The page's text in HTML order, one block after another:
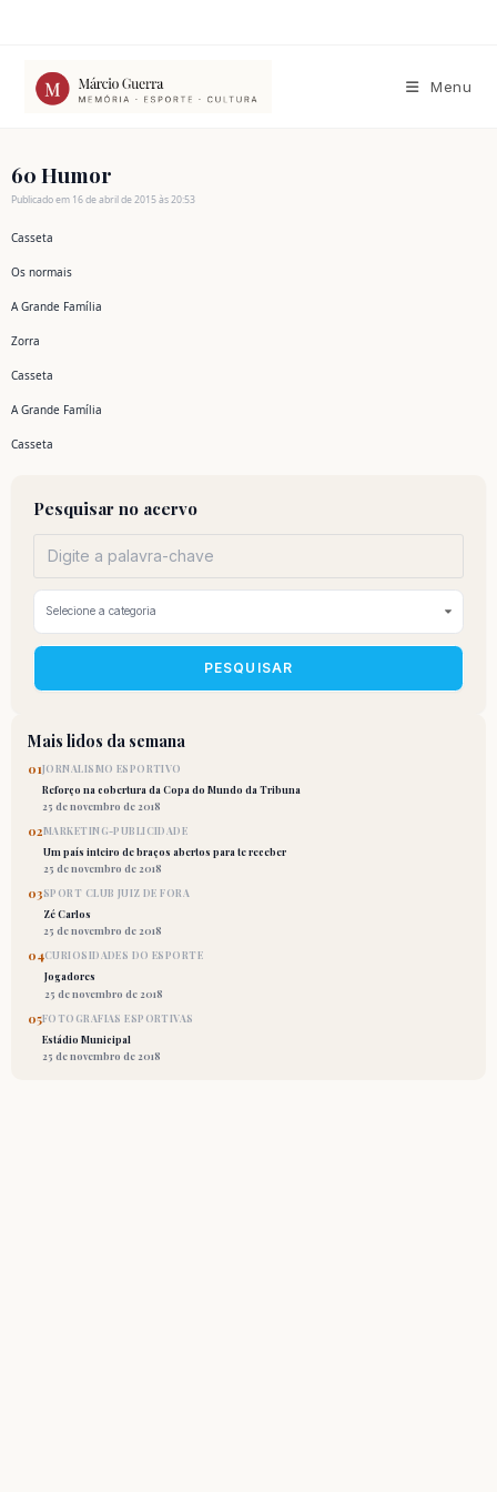
conteúdo
Menu
60 Humor
Publicado em 16 de abril de 2015 às 20:53
Casseta
Os normais
A Grande Família
Zorra
Casseta
A Grande Família
Casseta
Pesquisar no acervo
PESQUISAR
Mais lidos da semana
01JORNALISMO ESPORTIVO
Reforço na cobertura da Copa do Mundo da Tribuna
25 de novembro de 2018
02MARKETING-PUBLICIDADE
Um país inteiro de braços abertos para te receber
25 de novembro de 2018
03SPORT CLUB JUIZ DE FORA
Zé Carlos
25 de novembro de 2018
04CURIOSIDADES DO ESPORTE
Jogadores
25 de novembro de 2018
05FOTOGRAFIAS ESPORTIVAS
Estádio Municipal
25 de novembro de 2018